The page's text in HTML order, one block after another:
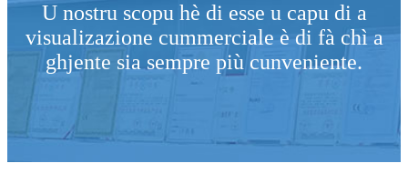
U nostru scopu hè di esse u capu di a
visualizazione cummerciale è di fà chì a
ghjente sia sempre più cunveniente.